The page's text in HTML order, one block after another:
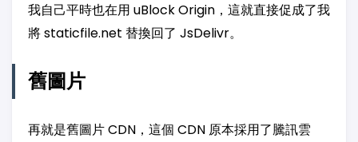
我自己平時也在用 uBlock Origin，這就直接促成了我
將 staticfile.net 替換回了 JsDelivr。
舊圖片
再就是舊圖片 CDN，這個 CDN 原本採用了騰訊雲